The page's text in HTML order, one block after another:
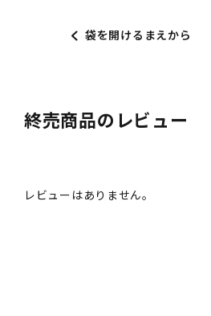
袋を開けるまえから
終売商品のレビュー